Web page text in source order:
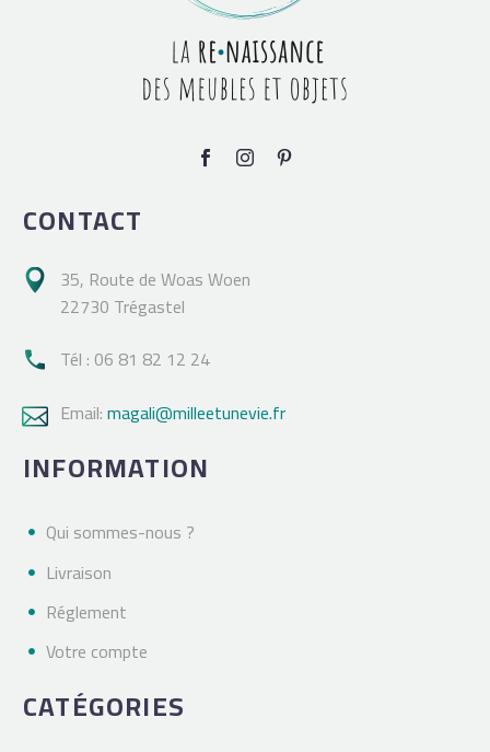
CONTACT
 35, Route de Woas Woen
22730 Trégastel
 Tél : 06 81 82 12 24
 Email:magali@milleetunevie.fr
INFORMATION
Qui sommes-nous ?
Livraison
Réglement
Votre compte
CATÉGORIES